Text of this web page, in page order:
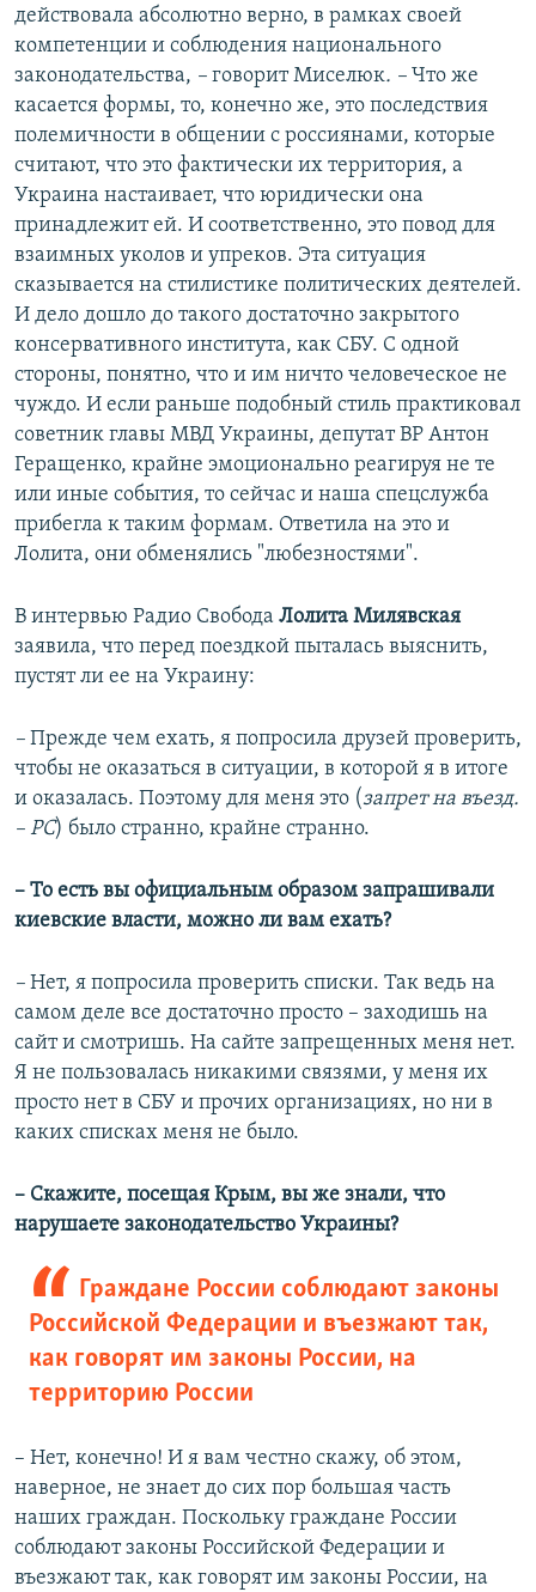
действовала абсолютно верно, в рамках своей
компетенции и соблюдения национального
законодательства, – говорит Миселюк. – Что же
касается формы, то, конечно же, это последствия
полемичности в общении с россиянами, которые
считают, что это фактически их территория, а
Украина настаивает, что юридически она
принадлежит ей. И соответственно, это повод для
взаимных уколов и упреков. Эта ситуация
сказывается на стилистике политических деятелей.
И дело дошло до такого достаточно закрытого
консервативного института, как СБУ. С одной
стороны, понятно, что и им ничто человеческое не
чуждо. И если раньше подобный стиль практиковал
советник главы МВД Украины, депутат ВР Антон
Геращенко, крайне эмоционально реагируя не те
или иные события, то сейчас и наша спецслужба
прибегла к таким формам. Ответила на это и
Лолита, они обменялись "любезностями".
В интервью Радио Свобода Лолита Милявская
заявила, что перед поездкой пыталась выяснить,
пустят ли ее на Украину: ​
– Прежде чем ехать, я попросила друзей проверить,
чтобы не оказаться в ситуации, в которой я в итоге
и оказалась. Поэтому для меня это (запрет на въезд.
– РС) было странно, крайне странно.
– То есть вы официальным образом запрашивали
киевские власти, можно ли вам ехать?
– Нет, я попросила проверить списки. Так ведь на
самом деле все достаточно просто – заходишь на
сайт и смотришь. На сайте запрещенных меня нет.
Я не пользовалась никакими связями, у меня их
просто нет в СБУ и прочих организациях, но ни в
каких списках меня не было.
– Скажите, посещая Крым, вы же знали, что
нарушаете законодательство Украины?
Граждане России соблюдают законы
Российской Федерации и въезжают так,
как говорят им законы России, на
территорию России
– Нет, конечно! И я вам честно скажу, об этом,
наверное, не знает до сих пор большая часть
наших граждан. Поскольку граждане России
соблюдают законы Российской Федерации и
въезжают так, как говорят им законы России, на